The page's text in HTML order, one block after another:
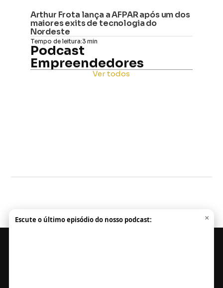
Arthur Frota lança a AFPAR após um dos
maiores exits de tecnologia do
Nordeste
Tempo de leitura:3 min
Podcast
Empreendedores
Ver todos
Escute o último episódio do nosso podcast: ×